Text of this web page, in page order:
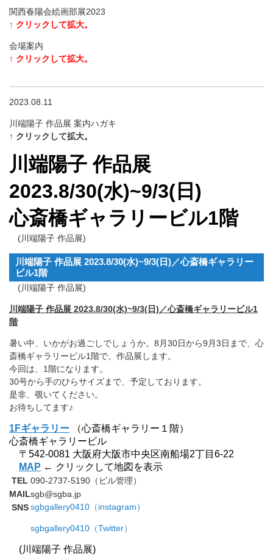
関西春陽会絵画部展2023
↑ クリックして拡大。
会場案内
↑ クリックして拡大。
2023.08.11
川端陽子 作品展 案内ハガキ
↑ クリックして拡大。
川端陽子 作品展
2023.8/30(水)~9/3(日)
心斎橋ギャラリービル1階
(川端陽子 作品展)
川端陽子 作品展 2023.8/30(水)~9/3(日)／心斎橋ギャラリー
ビル1階
(川端陽子 作品展)
川端陽子 作品展 2023.8/30(水)~9/3(日)／心斎橋ギャラリービル1
階
暑い中、いかがお過ごしでしょうか。8月30日から9月3日まで、心
斎橋ギャラリービル1階で、作品展します。
今回は、1階になります。
30号から手のひらサイズまで、予定しております。
是非、覗いてください。
お待ちしてます♪
1Fギャラリー （心斎橋ギャラリー１階）
心斎橋ギャラリービル
〒542-0081 大阪府大阪市中央区南船場2丁目6-22
MAP ← クリックして地図を表示
TEL 090-2737-5190（ビル管理）
MAILsgb@sgba.jp
SNS sgbgallery0410（instagram）
sgbgallery0410（Twitter）
(川端陽子 作品展)